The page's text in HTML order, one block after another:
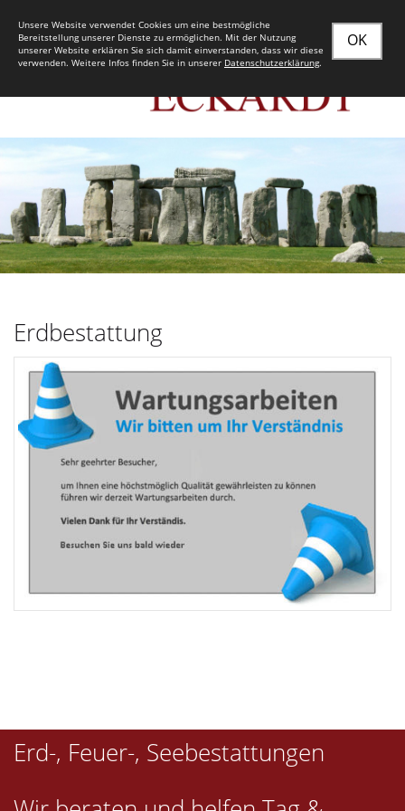
Erdbestattung
Erd-, Feuer-, Seebestattungen
OK
Unsere Website verwendet Cookies um eine bestmögliche
Bereitstellung unserer Dienste zu ermöglichen. Mit der Nutzung
unserer Website erklären Sie sich damit einverstanden, dass wir diese
verwenden. Weitere Infos finden Sie in unserer Datenschutzerklärung.